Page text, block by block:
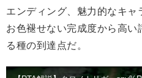
エンディング、魅力的なキャ
お色褪せない完成度から高
る種の到達点だ。